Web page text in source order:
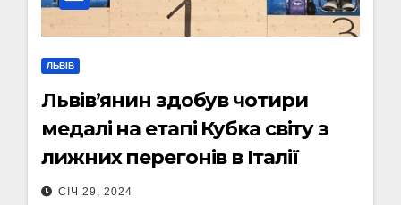
ЛЬВІВ
Львів’янин здобув чотири
медалі на етапі Кубка світу з
лижних перегонів в Італії
СІЧ 29, 2024